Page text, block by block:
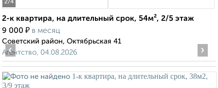
2/4
2-к квартира, на длительный срок, 54м², 2/5 этаж
9 000 ₽ в месяц
Советский район, Октябрьская 41
Агентство, 04.08.2026
‹ ›